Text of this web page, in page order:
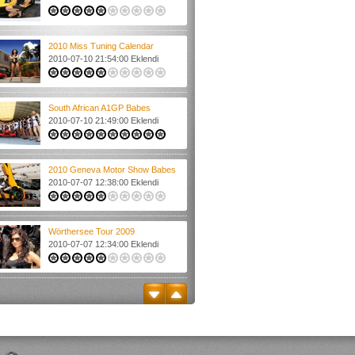
2010 Miss Tuning Calendar
2010-07-10 21:54:00 Eklendi
South African A1GP Babes
2010-07-10 21:49:00 Eklendi
2010 Geneva Motor Show Babes
2010-07-07 12:38:00 Eklendi
Wörthersee Tour 2009
2010-07-07 12:34:00 Eklendi